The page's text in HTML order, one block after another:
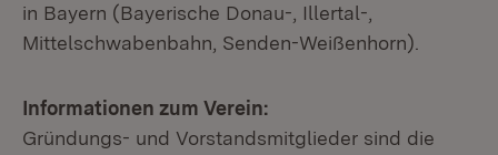
in Bayern (Bayerische Donau-, Illertal-,
Mittelschwabenbahn, Senden-Weißenhorn).
Informationen zum Verein:
Gründungs- und Vorstandsmitglieder sind die